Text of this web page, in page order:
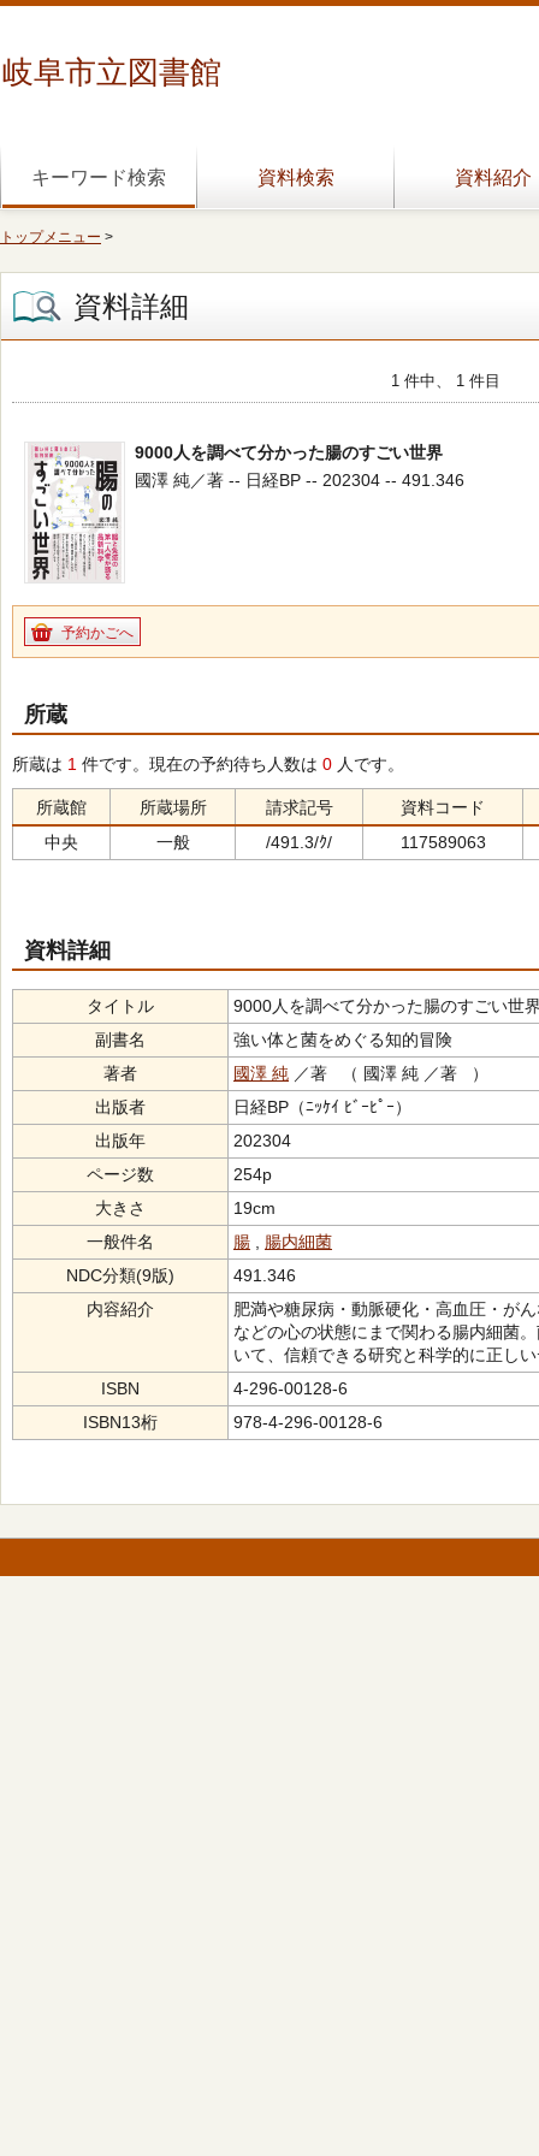
岐阜市立図書館
キーワード検索 資料検索 資料紹介
トップメニュー >
資料詳細
1 件中、 1 件目
9000人を調べて分かった腸のすごい世界
國澤 純／著 -- 日経BP -- 202304 -- 491.346
予約かごへ
所蔵
所蔵は 1 件です。現在の予約待ち人数は 0 人です。
所蔵館 所蔵場所 請求記号
資料コード
中央
一般 /491.3/ｸ/ 117589063
資料詳細
タイトル
9000人を調べて分かった腸のすごい世界
副書名
強い体と菌をめぐる知的冒険
著者
國澤 純 ／著 （ 國澤 純 ／著 ）
出版者
日経BP（ﾆｯｹｲ ﾋﾞｰﾋﾟｰ）
出版年
202304
ページ数
254p
大きさ
19cm
一般件名
腸
腸内細菌
NDC分類(9版)
491.346
内容紹介
肥満や糖尿病・動脈硬化・高血圧・が
などの心の状態にまで関わる腸内細菌
いて、信頼できる研究と科学的に正し
ISBN
4-296-00128-6
ISBN13桁
978-4-296-00128-6